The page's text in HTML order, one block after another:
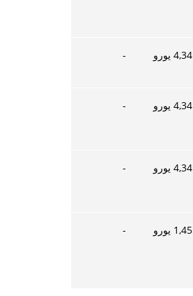
4,34 يورو -
4,34 يورو -
4,34 يورو -
1,45 يورو -